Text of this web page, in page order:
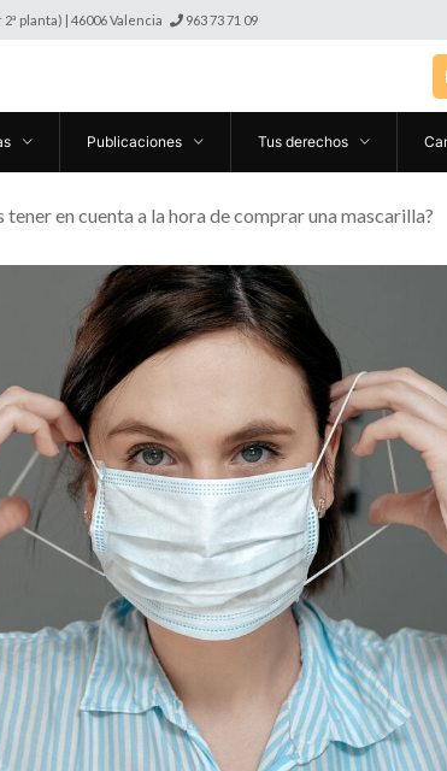
planta) | 46006 Valencia 963 73 71 09
Publicaciones Tus derechos
tener en cuenta a la hora de comprar una mascarilla?